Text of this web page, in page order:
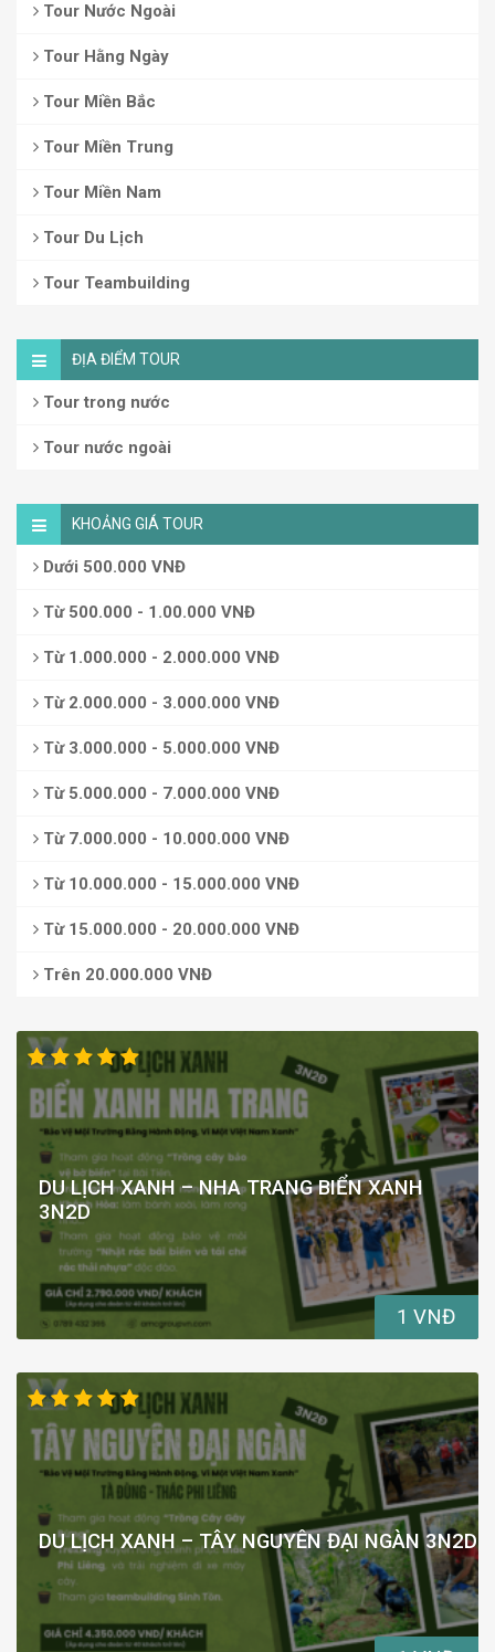
Tour Nước Ngoài
Tour Hằng Ngày
Tour Miền Bắc
Tour Miền Trung
Tour Miền Nam
Tour Du Lịch
Tour Teambuilding
ĐỊA ĐIỂM TOUR
Tour trong nước
Tour nước ngoài
KHOẢNG GIÁ TOUR
Dưới 500.000 VNĐ
Từ 500.000 - 1.00.000 VNĐ
Từ 1.000.000 - 2.000.000 VNĐ
Từ 2.000.000 - 3.000.000 VNĐ
Từ 3.000.000 - 5.000.000 VNĐ
Từ 5.000.000 - 7.000.000 VNĐ
Từ 7.000.000 - 10.000.000 VNĐ
Từ 10.000.000 - 15.000.000 VNĐ
Từ 15.000.000 - 20.000.000 VNĐ
Trên 20.000.000 VNĐ
DU LỊCH XANH – NHA TRANG BIỂN XANH
3N2D
1 VNĐ
DU LỊCH XANH – TÂY NGUYÊN ĐẠI NGÀN 3N2D